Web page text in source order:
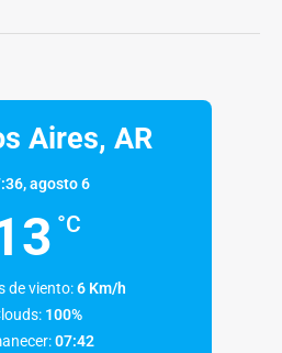
Aires, AR
agosto 6
°C
de viento: 6 Km/h
100%
07:42